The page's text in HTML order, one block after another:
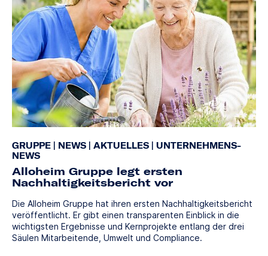
GRUPPE NEWS AKTUELLES
UNTERNEHMENS-
NEWS
Alloheim Gruppe legt ersten
Nachhaltigkeitsbericht vor
Die Alloheim Gruppe hat ihren ersten Nachhaltigkeitsbericht
veröffentlicht. Er gibt einen transparenten Einblick in die
wichtigsten Ergebnisse und Kernprojekte entlang der drei
Säulen Mitarbeitende, Umwelt und Compliance.